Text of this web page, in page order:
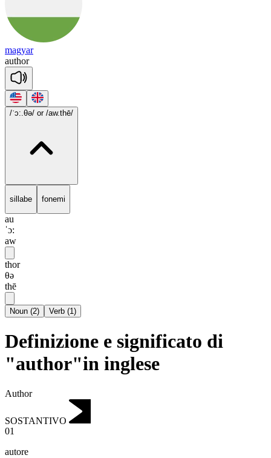
magyar
author
/ˈɔ:.θə/ or /aw.thē/
sillabe fonemi
au
ˈɔ:
aw
thor
θə
thē
Noun (2) Verb (1)
Definizione e significato di
"author"in inglese
Author
SOSTANTIVO
01
autore